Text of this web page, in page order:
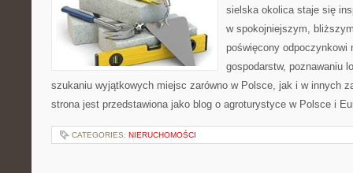
sielska okolica staje się
w spokojniejszym,
poświęcony odpoczynkowi
gospodarstw, poznawaniu
szukaniu wyjątkowych miejsc zarówno w Polsce, jak i w innych
strona jest przedstawiona jako blog o agroturystyce w Polsce i
CATEGORIES: NIERUCHOMOŚCI